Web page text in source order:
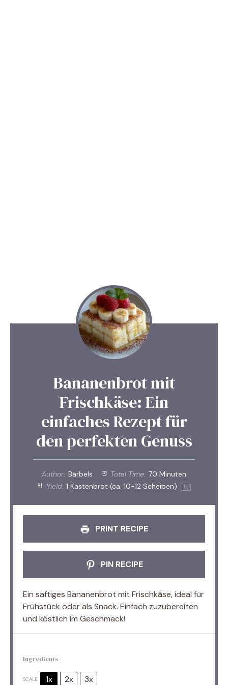
Bananenbrot mit
Frischkäse: Ein
einfaches Rezept für
den perfekten Genuss
Author: Bärbels Total Time: 70 Minuten
Yield: 1 Kastenbrot (ca. 10-12 Scheiben) 1x
PRINT RECIPE
PIN RECIPE
Ein saftiges Bananenbrot mit Frischkäse, ideal für
Frühstück oder als Snack. Einfach zuzubereiten
und köstlich im Geschmack!
Ingredients
SCALE 1x 2x 3x